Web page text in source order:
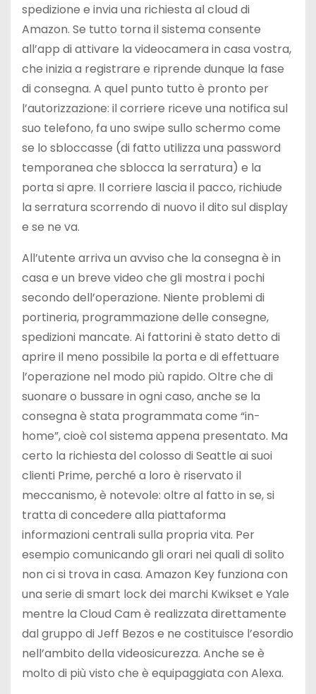
spedizione e invia una richiesta al cloud di
Amazon. Se tutto torna il sistema consente
all’app di attivare la videocamera in casa vostra,
che inizia a registrare e riprende dunque la fase
di consegna. A quel punto tutto è pronto per
l’autorizzazione: il corriere riceve una notifica sul
suo telefono, fa uno swipe sullo schermo come
se lo sbloccasse (di fatto utilizza una password
temporanea che sblocca la serratura) e la
porta si apre. Il corriere lascia il pacco, richiude
la serratura scorrendo di nuovo il dito sul display
e se ne va.
All’utente arriva un avviso che la consegna è in
casa e un breve video che gli mostra i pochi
secondo dell’operazione. Niente problemi di
portineria, programmazione delle consegne,
spedizioni mancate. Ai fattorini è stato detto di
aprire il meno possibile la porta e di effettuare
l’operazione nel modo più rapido. Oltre che di
suonare o bussare in ogni caso, anche se la
consegna è stata programmata come “in-
home”, cioè col sistema appena presentato. Ma
certo la richiesta del colosso di Seattle ai suoi
clienti Prime, perché a loro è riservato il
meccanismo, è notevole: oltre al fatto in se, si
tratta di concedere alla piattaforma
informazioni centrali sulla propria vita. Per
esempio comunicando gli orari nei quali di solito
non ci si trova in casa. Amazon Key funziona con
una serie di smart lock dei marchi Kwikset e Yale
mentre la Cloud Cam è realizzata direttamente
dal gruppo di Jeff Bezos e ne costituisce l’esordio
nell’ambito della videosicurezza. Anche se è
molto di più visto che è equipaggiata con Alexa.